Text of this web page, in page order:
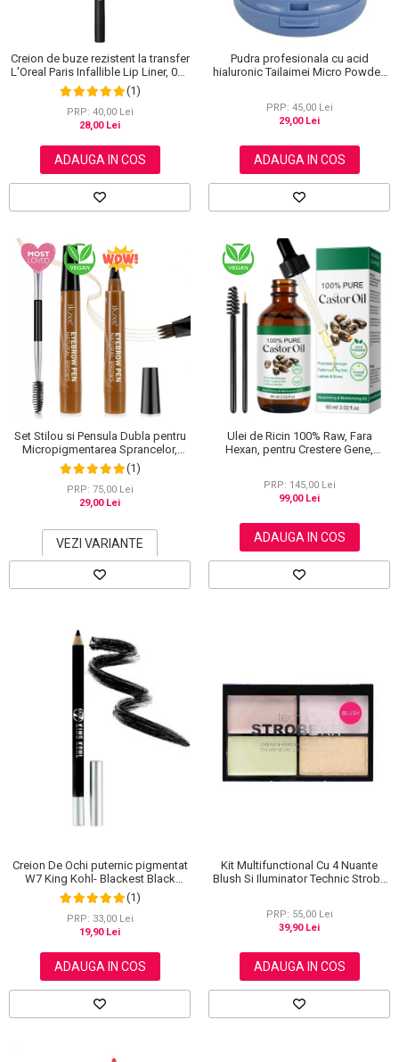
Creion de buze rezistent la transfer
L'Oreal Paris Infallible Lip Liner, 001
Highlight On Point
(1)
PRP: 40,00 Lei
28,00 Lei
ADAUGA IN COS
Pudra profesionala cu acid
hialuronic Tailaimei Micro Powder,
PRP: 45,00 Lei
29,00 Lei
ADAUGA IN COS
Set Stilou si Pensula Dubla pentru
Micropigmentarea Sprancelor,
Efect Natural de Microblading,
Aspect de Sprancene Pline
(1)
PRP: 75,00 Lei
29,00 Lei
VEZI VARIANTE
Ulei de Ricin 100% Raw, Fara
Hexan, pentru Crestere Gene,
PRP: 145,00 Lei
99,00 Lei
ADAUGA IN COS
Creion De Ochi puternic pigmentat
W7 King Kohl- Blackest Black
(Negru) (1)
PRP: 33,00 Lei
19,90 Lei
ADAUGA IN COS
Kit Multifunctional Cu 4 Nuante
Blush Si Iluminator Technic Strobe
PRP: 55,00 Lei
39,90 Lei
ADAUGA IN COS